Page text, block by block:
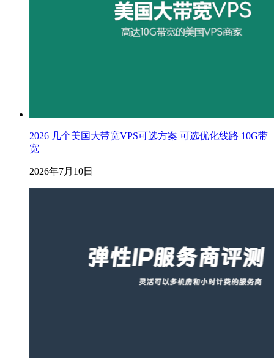
2026 几个美国大带宽VPS可选方案 可选优化线路 10G带
宽
2026年7月10日